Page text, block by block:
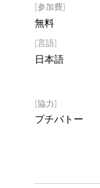
[参加費]
無料
[言語]
日本語
[協力]
プチバトー